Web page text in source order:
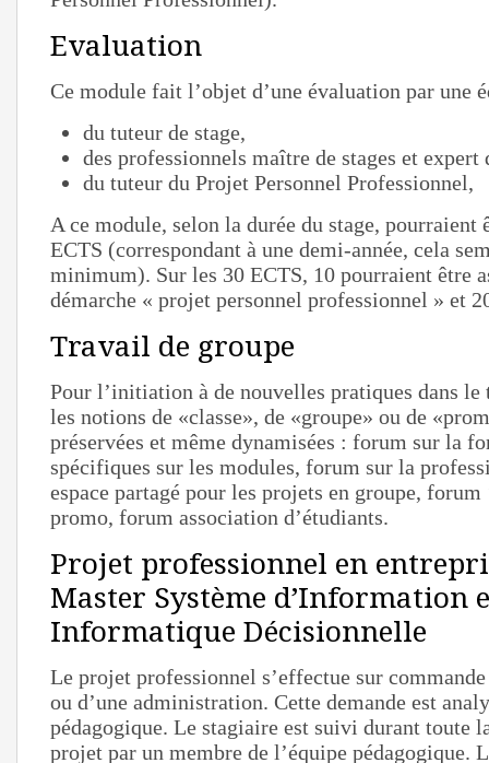
Evaluation
Ce module fait l’objet d’une évaluation par une
du tuteur de stage,
des professionnels maître de stages et
du tuteur du Projet Personnel Professionnel,
A ce module, selon la durée du stage, pourraient
ECTS (correspondant à une demi-année, cela
minimum). Sur les 30 ECTS, 10 pourraient être
démarche « projet personnel professionnel » et
Travail de groupe
Pour l’initiation à de nouvelles pratiques dans le
les notions de «classe», de «groupe» ou de
préservées et même dynamisées : forum sur la
spécifiques sur les modules, forum sur la
espace partagé pour les projets en groupe, forum
promo, forum association d’étudiants.
Projet professionnel en
Master Système d’Information
Informatique Décisionnelle
Le projet professionnel s’effectue sur
ou d’une administration. Cette demande est
pédagogique. Le stagiaire est suivi durant toute
projet par un membre de l’équipe pédagogique.